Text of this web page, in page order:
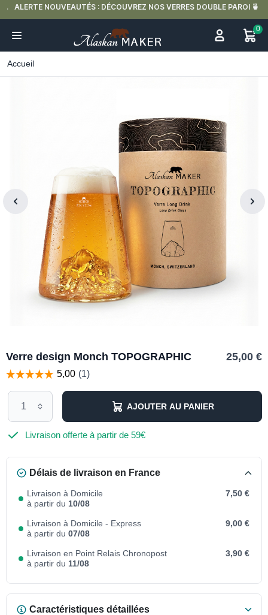
ALERTE NOUVEAUTÉS : DÉCOUVREZ NOS VERRES DOUBLE PAROI 🍵
0
Accueil
Verre design Monch TOPOGRAPHIC 25,00 €
AJOUTER AU PANIER
Livraison offerte à partir de 59€
Délais de livraison en France
Livraison à Domicile
à partir du 10/08
7,50 €
Livraison à Domicile - Express
à partir du 07/08
9,00 €
Livraison en Point Relais Chronopost
à partir du 11/08
3,90 €
Caractéristiques détaillées